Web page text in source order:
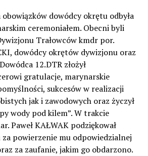
dowódcy okrętu odbyła
ceremoniałem. Obecni byli
Trałowców kmdr por.
dowódcy okrętów dywizjonu oraz
12.DTR złożył
gratulacje, marynarskie
sukcesów w realizacji
jak i zawodowych oraz życzył
wody pod kilem”. W trakcie
Paweł KAŁWAK podziękował
powierzenie mu odpowiedzialnej
za zaufanie, jakim go obdarzono.